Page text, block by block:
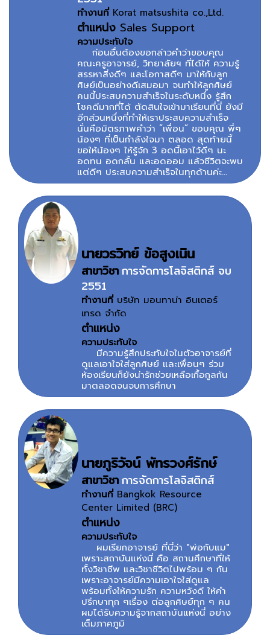
ทำงานที่Korat matsushita co.,Ltd.
ตำแหน่ง Sales Support
ความประทับใจ
ก่อนอื่นต้องขอกล่าวคำว่าขอบคุณ
คณะครูอาจารย์, วิทยาลัยฯ ที่ได้ให้ ความรู้
สรรหาสิ่งดีๆ และโอกาสดีๆ มาให้กับลูก
ศิษย์เป็นอย่างดีเสมอมา จนทำให้ลูกศิษย์
คนนี้ประสบความสำเร็จในระดับหนึ่ง รู้สึก
โชคดีมากที่ได้ ตัดสินใจเข้ามาเรียนที่นี่ ยังมี
อีกส่วนหนึ่งที่ทำให้เราประสบความสำเร็จ
นั่นคือมิตรภาพคำว่า “เพื่อน” ขอบคุณ พี่ๆ
น้องๆ ที่เป็นกำลังใจมา ตลอด สุดท้ายนี้
ขอให้น้องๆ ให้รู้จัก 3 อดนี้เอาไว้ดีๆ นะ
อดทน อดกลั้น และอดออม แล้วชีวิตจะพบ
แต่ดีๆ ประสบความสำเร็จในทุกด้านค่ะ...
นายวรวิทย์ ข้อสูงเนิน
สาขาวิชาการจัดการโลจิสติกส์ จบ
2551
ทำงานที่บริษัท มอนทาน่า อินเตอร์
เทรด จำกัด
ตำแหน่ง
ความประทับใจ
มีความรู้สึกประทับใจในตัวอาจารย์ที่
ดูแลเอาใจใส่ลูกศิษย์ และเพื่อนๆ ร่วม
ห้องเรียนก็ยังน่ารักช่วยเหลือเกื้อกูลกัน
มาตลอดจนจบการศึกษา
นายภูริวัจน์ พัทรวงศ์รักษ์
สาขาวิชาการจัดการโลจิสติกส์
ทำงานที่Bangkok Resource
Center Limited (BRC)
ตำแหน่ง
ความประทับใจ
ผมเรียกอาจารย์ ที่นี่ว่า "พ่อกับแม"
เพราะสถาบันแห่งนี่ คือ สถานศึกษาที่ให้
ทั้งวิชาชีพ และวิชาชีวิตไปพร้อม ๆ กัน
เพราะอาจารย์มีความเอาใจใส่ดูแล
พร้อมทั้งให้ความรัก ความหวังดี ให้คำ
ปรึกษาทุก ๆเรื่อง ต่อลูกศิษย์ทุก ๆ คน
ผมได้รับความรู้จากสถาบันแห่งนี่ อย่าง
เต็มภาคภูมิ